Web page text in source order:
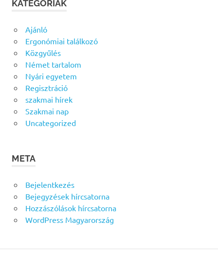
KATEGÓRIÁK
Ajánló
Ergonómiai találkozó
Közgyűlés
Német tartalom
Nyári egyetem
Regisztráció
szakmai hírek
Szakmai nap
Uncategorized
META
Bejelentkezés
Bejegyzések hírcsatorna
Hozzászólások hírcsatorna
WordPress Magyarország